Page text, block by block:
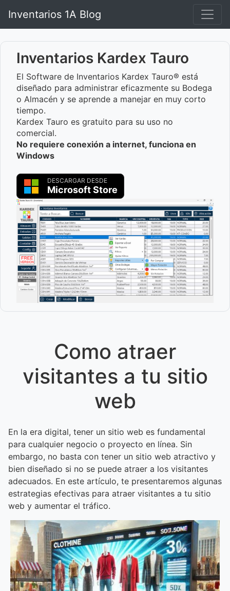
Inventarios 1A Blog
Inventarios Kardex Tauro
El Software de Inventarios Kardex Tauro® está
diseñado para administrar eficazmente su Bodega
o Almacén y se aprende a manejar en muy corto
tiempo.
Kardex Tauro es gratuito para su uso no
comercial.
No requiere conexión a internet, funciona en
Windows
DESCARGAR DESDE
Microsoft Store
Como atraer
visitantes a tu sitio
web
En la era digital, tener un sitio web es fundamental
para cualquier negocio o proyecto en línea. Sin
embargo, no basta con tener un sitio web atractivo y
bien diseñado si no se puede atraer a los visitantes
adecuados. En este artículo, te presentaremos algunas
estrategias efectivas para atraer visitantes a tu sitio
web y aumentar el tráfico.